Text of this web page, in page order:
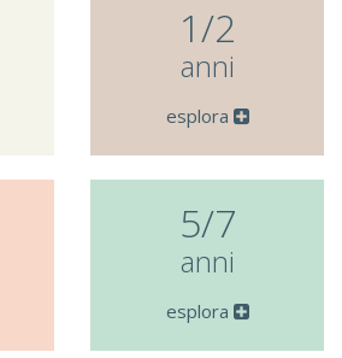
1/2
anni
esplora
5/7
anni
esplora